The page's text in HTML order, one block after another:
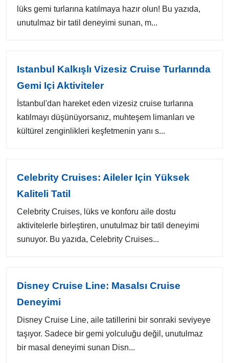
lüks gemi turlarına katılmaya hazır olun! Bu yazıda,
unutulmaz bir tatil deneyimi sunan, m...
Istanbul Kalkışlı Vizesiz Cruise Turlarında
Gemi Içi Aktiviteler
İstanbul'dan hareket eden vizesiz cruise turlarına
katılmayı düşünüyorsanız, muhteşem limanları ve
kültürel zenginlikleri keşfetmenin yanı s...
Celebrity Cruises: Aileler Için Yüksek
Kaliteli Tatil
Celebrity Cruises, lüks ve konforu aile dostu
aktivitelerle birleştiren, unutulmaz bir tatil deneyimi
sunuyor. Bu yazıda, Celebrity Cruises...
Disney Cruise Line: Masalsı Cruise
Deneyimi
Disney Cruise Line, aile tatillerini bir sonraki seviyeye
taşıyor. Sadece bir gemi yolculuğu değil, unutulmaz
bir masal deneyimi sunan Disn...